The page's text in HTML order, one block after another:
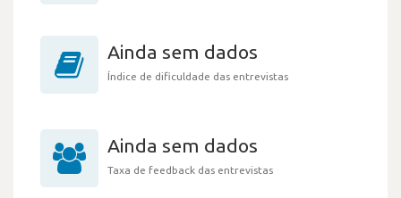
Ainda sem dados
Índice de dificuldade das entrevistas
Ainda sem dados
Taxa de feedback das entrevistas